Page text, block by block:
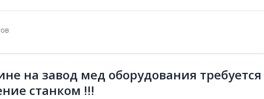
на завод мед оборудования
станком !!!